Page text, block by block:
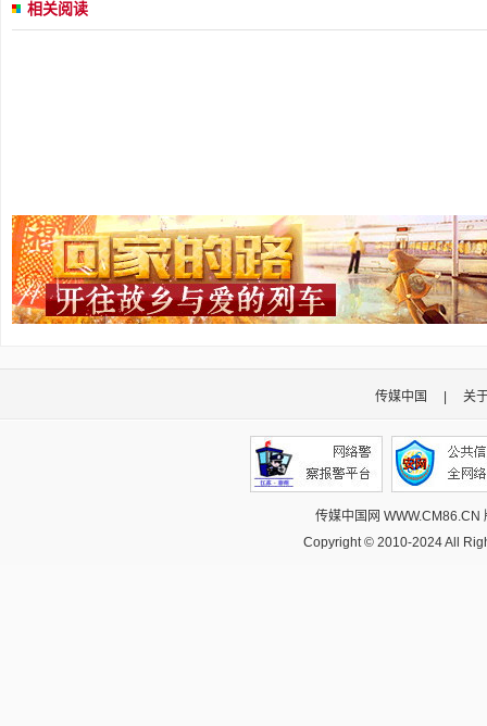
相关阅读
传媒中国 关
传媒中国网
Copyright © 2010-2024 All